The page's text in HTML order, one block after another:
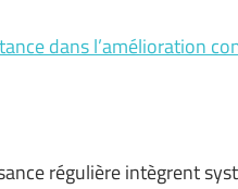
dans l’amélioration
régulière intègrent